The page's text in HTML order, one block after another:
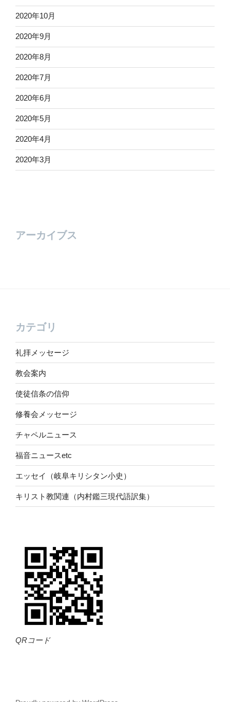
2020年10月
2020年9月
2020年8月
2020年7月
2020年6月
2020年5月
2020年4月
2020年3月
アーカイブス
カテゴリ
礼拝メッセージ
教会案内
使徒信条の信仰
修養会メッセージ
チャペルニュース
福音ニュースetc
エッセイ（岐阜キリシタン小史）
キリスト教関連（内村鑑三現代語訳集）
QRコード